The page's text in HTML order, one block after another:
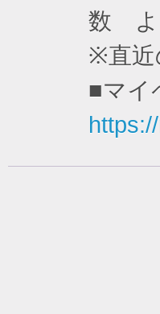
数 よ
※直近
■マイ